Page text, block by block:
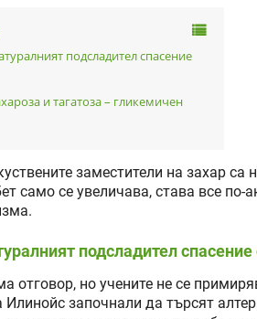
подсладител спасение
и тагатоза – гликемичен
заместители на захар са
само се увеличава, става все
подсладител
отговор, но учените не се
Илинойс започнали да търсят